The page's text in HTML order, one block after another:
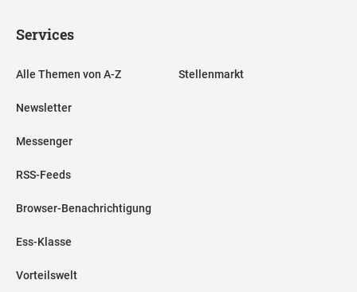
Services
Alle Themen von A-Z
Newsletter
Messenger
RSS-Feeds
Browser-Benachrichtigung
Ess-Klasse
Vorteilswelt
Stellenmarkt